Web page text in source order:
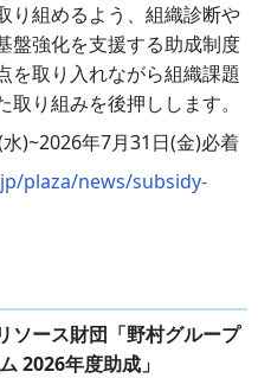
り組めるよう、組織診断や
盤強化を支援する助成制度
を取り入れながら組織課題
り組みを後押しします。
)~2026年7月31日(金)必着
plaza/news/subsidy-
ソース財団「野村グループ
2026年度助成」